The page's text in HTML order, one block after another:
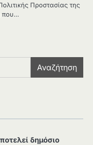
Προστασίας της
που…
Αναζήτηση
δημόσιο